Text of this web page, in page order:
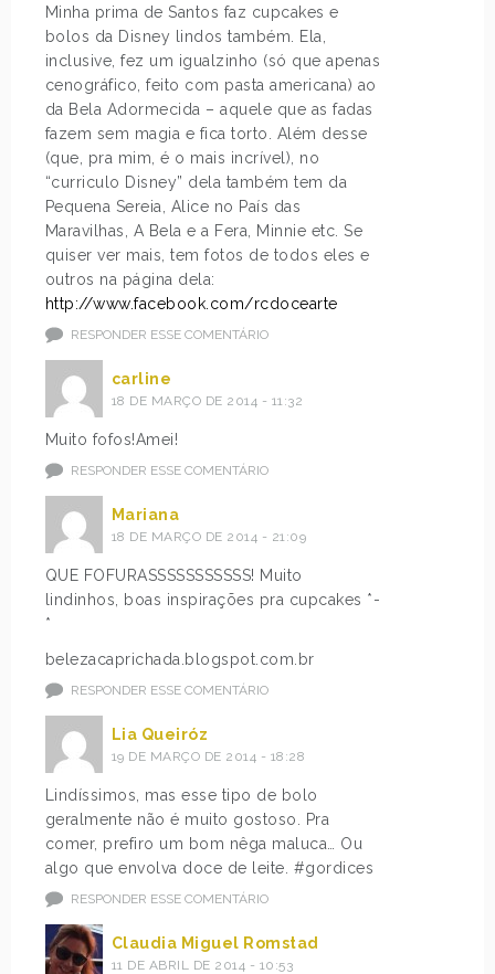
Minha prima de Santos faz cupcakes e
bolos da Disney lindos também. Ela,
inclusive, fez um igualzinho (só que apenas
cenográfico, feito com pasta americana) ao
da Bela Adormecida – aquele que as fadas
fazem sem magia e fica torto. Além desse
(que, pra mim, é o mais incrível), no
“curriculo Disney” dela também tem da
Pequena Sereia, Alice no País das
Maravilhas, A Bela e a Fera, Minnie etc. Se
quiser ver mais, tem fotos de todos eles e
outros na página dela:
http://www.facebook.com/rcdocearte
RESPONDER ESSE COMENTÁRIO
carline
18 DE MARÇO DE 2014 - 11:32
Muito fofos!Amei!
RESPONDER ESSE COMENTÁRIO
Mariana
18 DE MARÇO DE 2014 - 21:09
QUE FOFURASSSSSSSSSSS! Muito
lindinhos, boas inspirações pra cupcakes *-
*
belezacaprichada.blogspot.com.br
RESPONDER ESSE COMENTÁRIO
Lia Queiróz
19 DE MARÇO DE 2014 - 18:28
Lindíssimos, mas esse tipo de bolo
geralmente não é muito gostoso. Pra
comer, prefiro um bom nêga maluca… Ou
algo que envolva doce de leite. #gordices
RESPONDER ESSE COMENTÁRIO
Claudia Miguel Romstad
11 DE ABRIL DE 2014 - 10:53